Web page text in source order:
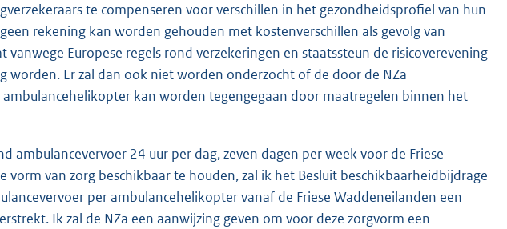
te compenseren voor verschillen in het gezondheidsprofiel van hun
rekening kan worden gehouden met kostenverschillen als gevolg van
Europese regels rond verzekeringen en staatssteun de risicoverevening
worden. Er zal dan ook niet worden onderzocht of de door de NZa
kan worden tegengegaan door maatregelen binnen het
ambulancevervoer 24 uur per dag, zeven dagen per week voor de Friese
vorm van zorg beschikbaar te houden, zal ik het Besluit beschikbaarheidbijdrage
per ambulancehelikopter vanaf de Friese Waddeneilanden een
Ik zal de NZa een aanwijzing geven om voor deze zorgvorm een